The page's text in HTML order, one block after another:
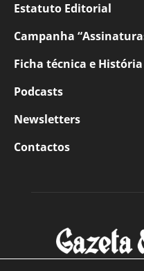
Estatuto Editorial
Campanha
Ficha técnica e História
Podcasts
Newsletters
Contactos